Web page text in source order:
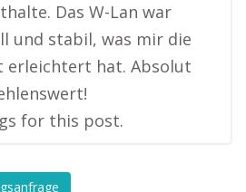
Das W-Lan war
und stabil, was mir die
erleichtert hat. Absolut
for this post.